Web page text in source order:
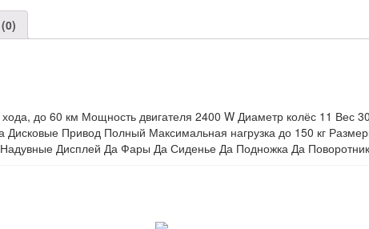
до 60 км Мощность двигателя 2400 W Диаметр колёс 11 Вес
Привод Полный Максимальная нагрузка до 150 кг
Дисплей Да Фары Да Сиденье Да Подножка Да